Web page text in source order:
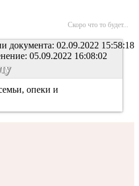
Скоро что то будет...
документа: 02.09.2022 15:58:18
05.09.2022 16:08:02
опеки и